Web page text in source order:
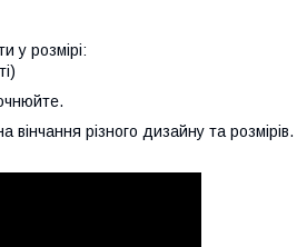
у розмірі:
різного дизайну та розмірів.